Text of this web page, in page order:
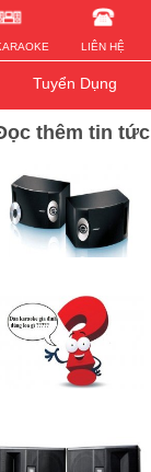
LIÊN HỆ
Tuyển Dụng
thêm tin tức